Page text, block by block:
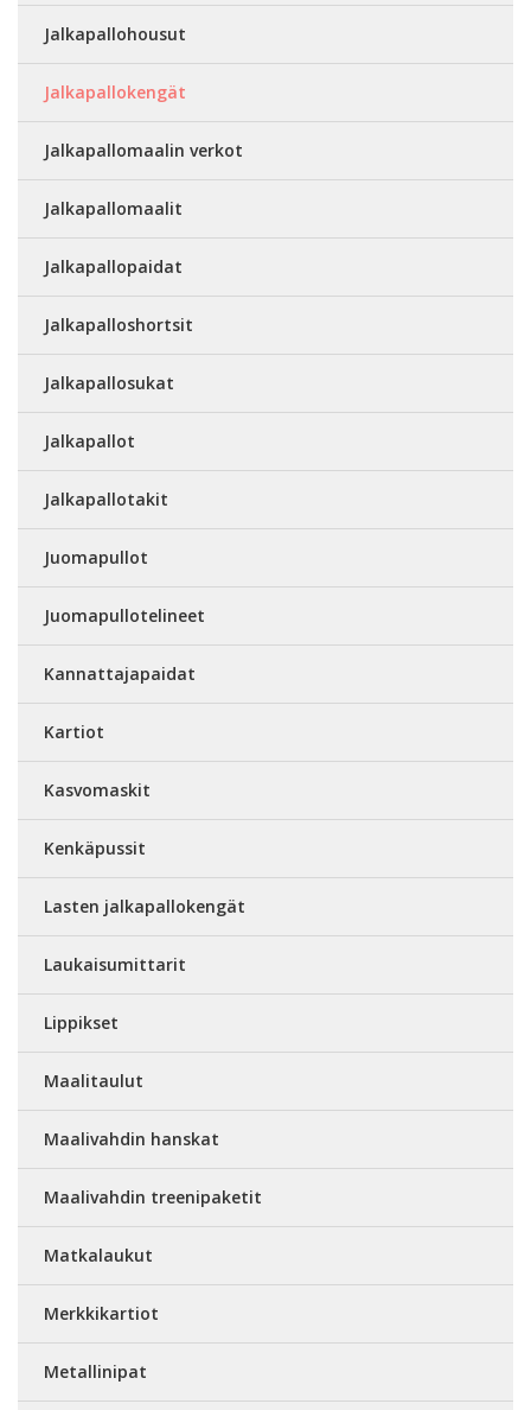
Jalkapallohousut
Jalkapallokengät
Jalkapallomaalin verkot
Jalkapallomaalit
Jalkapallopaidat
Jalkapalloshortsit
Jalkapallosukat
Jalkapallot
Jalkapallotakit
Juomapullot
Juomapullotelineet
Kannattajapaidat
Kartiot
Kasvomaskit
Kenkäpussit
Lasten jalkapallokengät
Laukaisumittarit
Lippikset
Maalitaulut
Maalivahdin hanskat
Maalivahdin treenipaketit
Matkalaukut
Merkkikartiot
Metallinipat